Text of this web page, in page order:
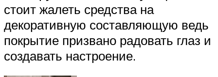
стоит жалеть средства на
декоративную составляющую ведь
покрытие призвано радовать глаз и
создавать настроение.